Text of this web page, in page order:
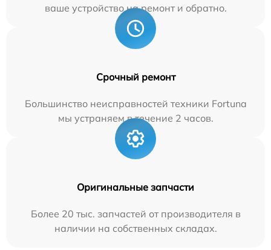
ваше устройство на ремонт и обратно.
Срочный ремонт
Большинство неисправностей техники Fortuna
мы устраняем в течение 2 часов.
Оригинальные запчасти
Более 20 тыс. запчастей от производителя в
наличии на собственных складах.